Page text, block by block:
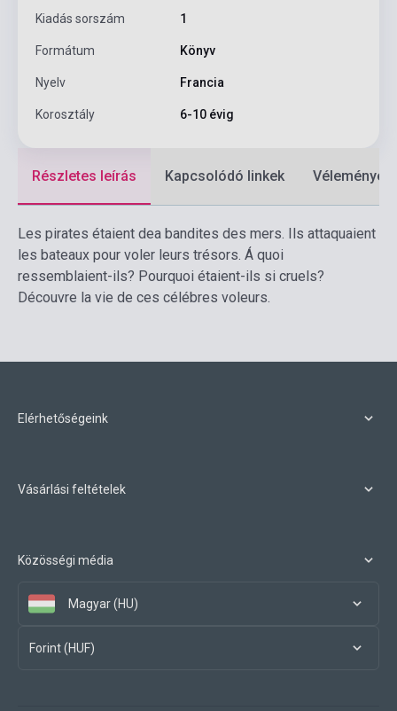
Kiadás sorszám 1
Formátum Könyv
Nyelv Francia
Korosztály 6-10 évig
Részletes leírás Kapcsolódó linkek Vélemények
Les pirates étaient dea bandites des mers. Ils attaquaient
les bateaux pour voler leurs trésors. Á quoi
ressemblaient-ils? Pourquoi étaient-ils si cruels?
Découvre la vie de ces célébres voleurs.
Elérhetőségeink
Vásárlási feltételek
Közösségi média
Magyar (HU)
Forint (HUF)